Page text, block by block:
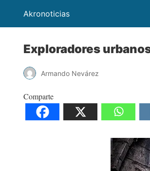
Akronoticias
Exploradores
Armando Nevárez
Comparte